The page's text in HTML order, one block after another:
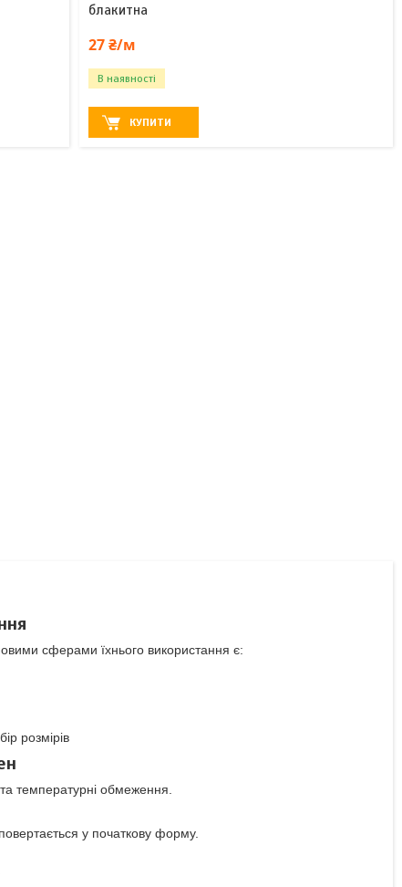
блакитна
27 ₴/м
В наявності
КУПИТИ
сферами їхнього використання є:
розмірів
температурні обмеження.
у початкову форму.